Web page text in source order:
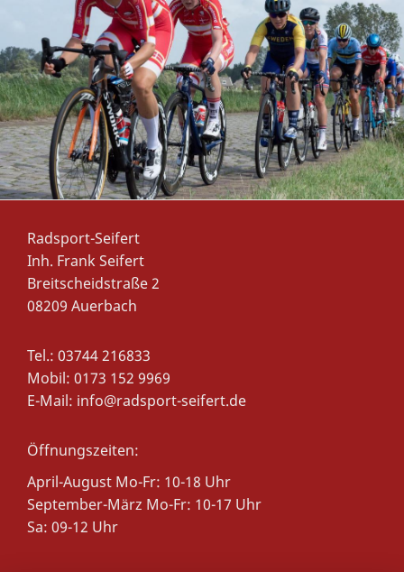
Radsport-Seifert
Inh. Frank Seifert
Breitscheidstraße 2
08209 Auerbach
Tel.: 03744 216833
Mobil: 0173 152 9969
E-Mail: info@radsport-seifert.de
Öffnungszeiten:
April-August Mo-Fr: 10-18 Uhr
September-März Mo-Fr: 10-17 Uhr
Sa: 09-12 Uhr